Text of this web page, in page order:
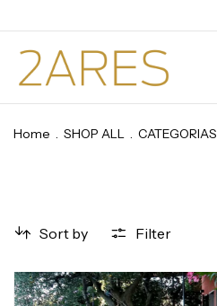
Home . SHOP ALL . CATEGORIAS
Sort by Filter